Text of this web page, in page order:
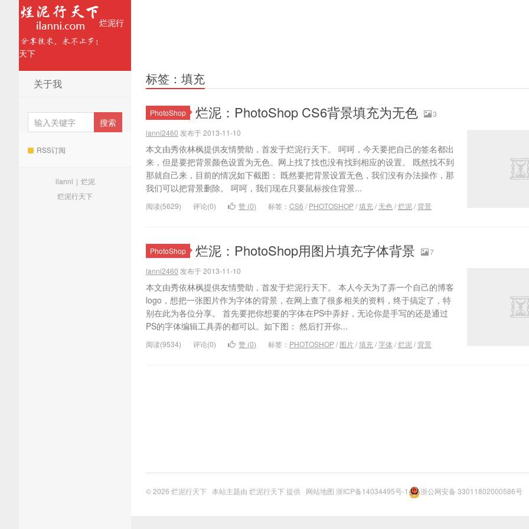
烂泥行
天下
关于我
RSS订阅
ilanni | 烂泥
烂泥行天下
标签：填充
PhotoShop 烂泥：PhotoShop CS6背景填充为无色
3
lanni2460 发布于 2013-11-10
本文由秀依林枫提供友情赞助，首发于烂泥行天下。 呵呵，今天要把自己的签名都出
来，但是要把背景颜色设置为无色。网上找了找也没有找到相应的设置。 既然找不到
那就自己来，目前的情况如下截图： 既然要把背景设置无色，我们没有办法操作，那
我们可以把背景删除。 呵呵，我们现在只要鼠标按住背景...
阅读(5629) 评论(0) 赞 (0) 标签： CS6 / PHOTOSHOP/填充/无色 /烂泥/背景
PhotoShop 烂泥：PhotoShop用图片填充字体背景
7
lanni2460 发布于 2013-11-10
本文由秀依林枫提供友情赞助，首发于烂泥行天下。 本人今天为了弄一个自己的博客
logo，想把一张图片作为字体的背景，在网上查了很多相关的资料，终于搞定了，特
别在此为各位分享。 首先要把你想要的字体在PS中弄好，无论你是手写的还是通过
PS的字体编辑工具弄的都可以。如下图： 然后打开你...
阅读(9534) 评论(0) 赞 (0) 标签： PHOTOSHOP/ 图片/填充/字体 /烂泥/背景
© 2026 烂泥行天下 本站主题由 烂泥行天下提供 网站地图 浙ICP备14034495号-1 浙公网安备 33011802000586号